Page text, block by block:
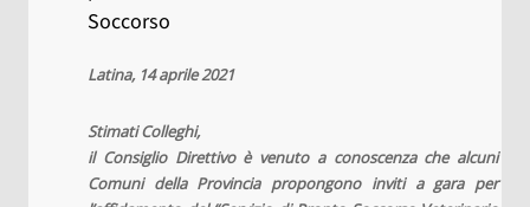
Soccorso
Latina, 14 aprile 2021
Stimati Colleghi,
il Consiglio Direttivo è venuto a conoscenza che alcuni
Comuni della Provincia propongono inviti a gara per